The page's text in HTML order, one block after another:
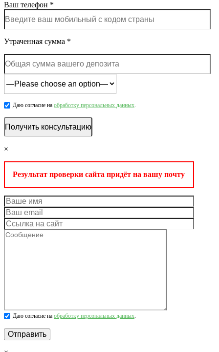
Ваш телефон *
Утраченная сумма *
Даю согласие на обработку персональных данных.
×
Результат проверки сайта придёт на вашу почту
Даю согласие на обработку персональных данных.